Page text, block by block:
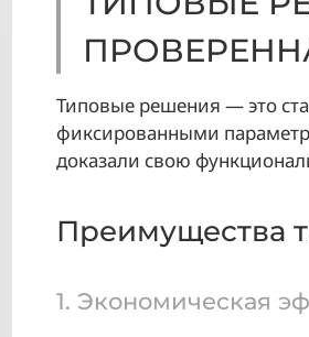
Типовые решения — это
фиксированными
доказали свою
Преимущества
1. Экономическая